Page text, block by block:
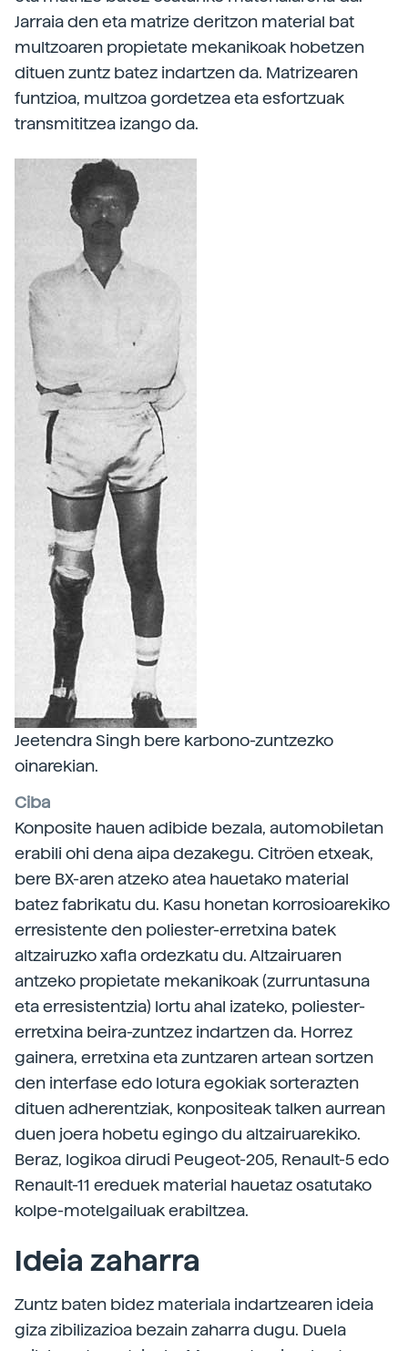
Jarraia den eta matrize deritzon material bat
multzoaren propietate mekanikoak hobetzen
dituen zuntz batez indartzen da. Matrizearen
funtzioa, multzoa gordetzea eta esfortzuak
transmititzea izango da.
Jeetendra Singh bere karbono-zuntzezko
oinarekian.
Ciba
Konposite hauen adibide bezala, automobiletan
erabili ohi dena aipa dezakegu. Citröen etxeak,
bere BX-aren atzeko atea hauetako material
batez fabrikatu du. Kasu honetan korrosioarekiko
erresistente den poliester-erretxina batek
altzairuzko xafla ordezkatu du. Altzairuaren
antzeko propietate mekanikoak (zurruntasuna
eta erresistentzia) lortu ahal izateko, poliester-
erretxina beira-zuntzez indartzen da. Horrez
gainera, erretxina eta zuntzaren artean sortzen
den interfase edo lotura egokiak sorterazten
dituen adherentziak, konpositeak talken aurrean
duen joera hobetu egingo du altzairuarekiko.
Beraz, logikoa dirudi Peugeot-205, Renault-5 edo
Renault-11 ereduek material hauetaz osatutako
kolpe-motelgailuak erabiltzea.
Ideia zaharra
Zuntz baten bidez materiala indartzearen ideia
giza zibilizazioa bezain zaharra dugu. Duela